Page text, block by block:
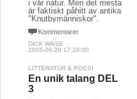
i vår natur. Men det mesta
är faktiskt påhitt av antika
"Knutbymänniskor".
Kommentarer
DICK WASE
2005-06-20 17:29:00
LITTERATUR & POESI
En unik talang DEL
3